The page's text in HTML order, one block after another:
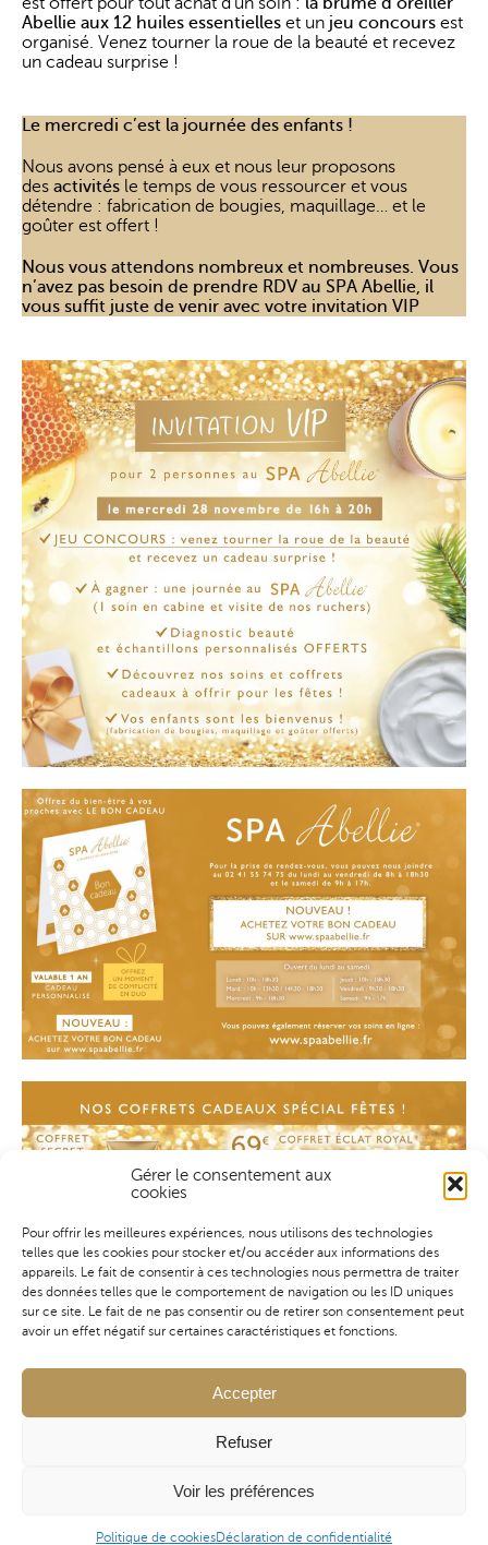
Gérer le consentement aux
cookies
Pour offrir les meilleures expériences, nous utilisons des technologies
telles que les cookies pour stocker et/ou accéder aux informations des
appareils. Le fait de consentir à ces technologies nous permettra de traiter
des données telles que le comportement de navigation ou les ID uniques
sur ce site. Le fait de ne pas consentir ou de retirer son consentement peut
avoir un effet négatif sur certaines caractéristiques et fonctions.
Accepter
Refuser
Voir les préférences
Politique de cookiesDéclaration de confidentialité
Abellie aux 12 huiles essentielles et un jeu concours est
organisé. Venez tourner la roue de la beauté et recevez
un cadeau surprise !
Le mercredi c’est la journée des enfants !
Nous avons pensé à eux et nous leur proposons
des activités le temps de vous ressourcer et vous
détendre : fabrication de bougies, maquillage… et le
goûter est offert !
Nous vous attendons nombreux et nombreuses. Vous
n’avez pas besoin de prendre RDV au SPA Abellie, il
vous suffit juste de venir avec votre invitation VIP